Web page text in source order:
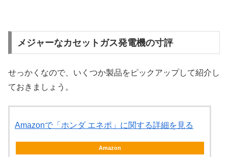
メジャーなカセットガス発電機の寸評
せっかくなので、いくつか製品をピックアップして紹介し
ておきましょう。
Amazonで「ホンダ エネポ」に関する詳細を見る
Amazon